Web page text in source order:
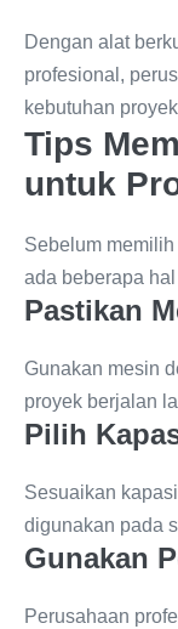
Dengan alat
profesional,
kebutuhan
Tips
untuk
Sebelum
ada beberapa
Pastikan
Gunakan mesin
proyek berjalan
Pilih
Sesuaikan
digunakan pada
Gunakan
Perusahaan